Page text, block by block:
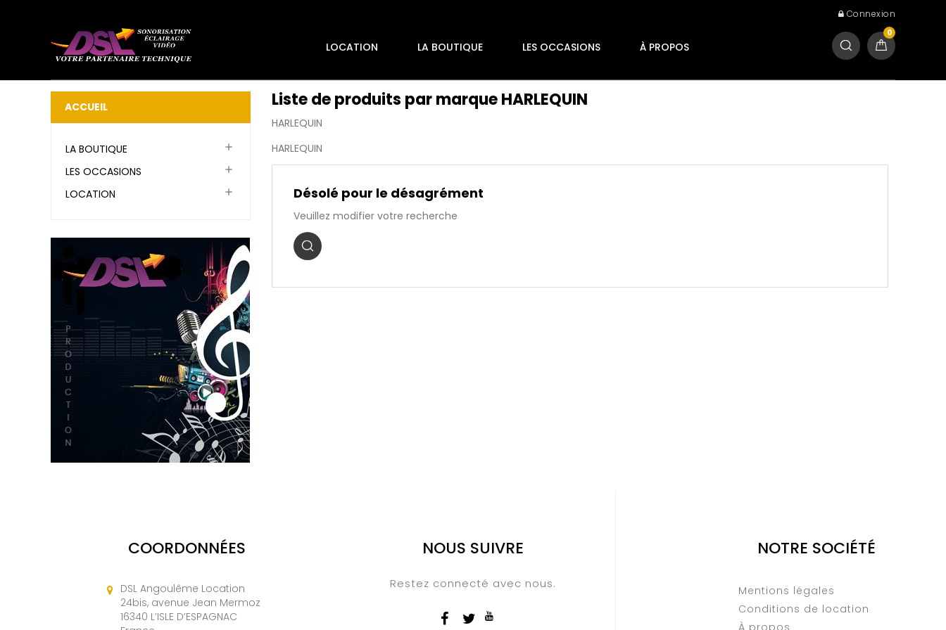
Connexion
0
LOCATION LA BOUTIQUE LES OCCASIONS À PROPOS
Liste de produits par marque HARLEQUIN
HARLEQUIN
HARLEQUIN
Désolé pour le désagrément
Veuillez modifier votre recherche
ACCUEIL
LA BOUTIQUE 
LES OCCASIONS 
LOCATION 
COORDONNÉES
DSL Angoulême Location
24bis, avenue Jean Mermoz
16340 L’ISLE D’ESPAGNAC
NOUS SUIVRE
Restez connecté avec nous.
NOTRE SOCIÉTÉ
Mentions légales
Conditions de location
À propos